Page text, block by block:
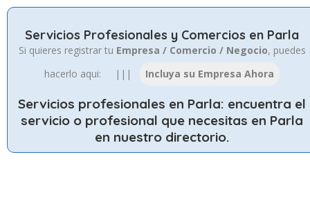
Servicios Profesionales y Comercios en Parla
Si quieres registrar tu Empresa / Comercio / Negocio, puedes
hacerlo aqui: |||
Servicios profesionales en Parla: encuentra el
servicio o profesional que necesitas en Parla
en nuestro directorio.